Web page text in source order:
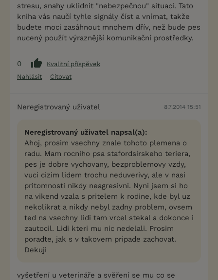
stresu, snahy uklidnit "nebezpečnou" situaci. Tato
kniha vás naučí tyhle signály číst a vnímat, takže
budete moci zasáhnout mnohem dřív, než bude pes
nucený použít výraznější komunikační prostředky.
0
Kvalitní příspěvek
Nahlásit
Citovat
Neregistrovaný uživatel 8.7.2014 15:51
Neregistrovaný uživatel napsal(a):
Ahoj, prosim vsechny znale tohoto plemena o
radu. Mam rocniho psa stafordsirskeho teriera,
pes je dobre vychovany, bezproblemovy vzdy,
vuci cizim lidem trochu neduverivy, ale v nasi
pritomnosti nikdy neagresivni. Nyni jsem si ho
na vikend vzala s pritelem k rodine, kde byl uz
nekolikrat a nikdy nebyl zadny problem, ovsem
ted na vsechny lidi tam vrcel stekal a dokonce i
zautocil. Lidi kteri mu nic nedelali. Prosim
poradte, jak s v takovem pripade zachovat.
Dekuji
vyšetření u veterináře a svěření se mu co se